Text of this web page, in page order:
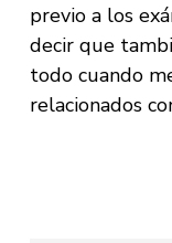
previo a los
decir que
todo cuando
relacionados